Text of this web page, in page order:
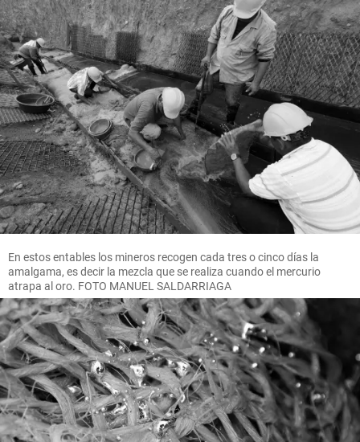
En estos entables los mineros recogen cada tres o cinco días la
amalgama, es decir la mezcla que se realiza cuando el mercurio
atrapa al oro. FOTO MANUEL SALDARRIAGA